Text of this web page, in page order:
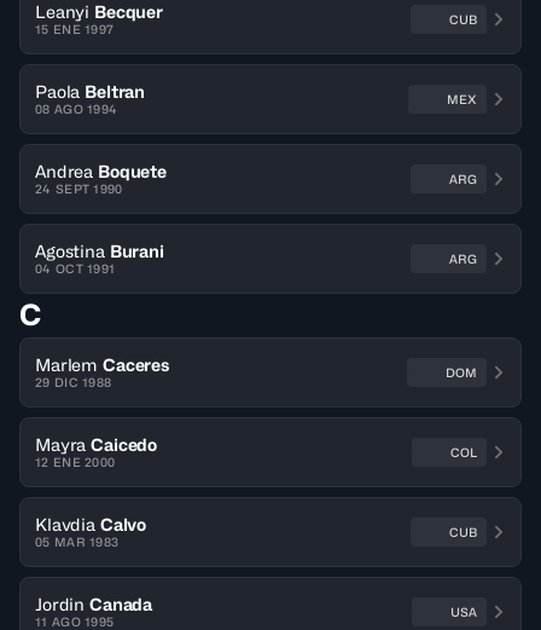
Leanyi Becquer
15 ENE 1997
CUB
Paola Beltran
08 AGO 1994
MEX
Andrea Boquete
24 SEPT 1990
ARG
Agostina Burani
04 OCT 1991
ARG
C
Marlem Caceres
29 DIC 1988
DOM
Mayra Caicedo
12 ENE 2000
COL
Klavdia Calvo
05 MAR 1983
CUB
Jordin Canada
11 AGO 1995
USA